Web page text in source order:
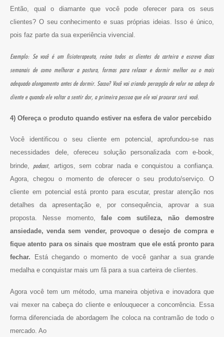
Então, qual o diamante que você pode oferecer para os seus
clientes? O seu conhecimento e suas próprias ideias. Isso é único,
pois faz parte da sua experiência vivencial.
Exemplo: Se você é um fisioterapeuta, reúna todos os clientes da carteira e escreva dicas
semanais de como melhorar a postura, formas para relaxar e dormir melhor ou o mais
adequado alongamento antes de dormir. Sacou? Você vai criando percepção de valor na cabeça do
cliente e quando ele voltar a sentir dor, a primeira pessoa que ele vai procurar será você.
4) Ofereça o produto quando estiver na esfera de valor percebido
Você identificou o seu cliente em potencial, aprofundou-se nas
necessidades dele, ofereceu solução personalizada com e-book,
brinde,podcast, artigos, sem cobrar nada e conquistou a confiança.
Agora, chegou o momento de oferecer o seu produto/serviço. O
cliente em potencial está pronto para escutar, prestar atenção nos
detalhes da apresentação e, por consequência, aprovar a sua
proposta. Nesse momento, fale com sutileza, não demostre
ansiedade, venda sem vender, provoque o desejo de compra e
fique atento para os sinais que mostram que ele está pronto para
fechar. Está chegando o momento de você ganhar a sua grande
medalha e conquistar mais um fã para a sua carteira de clientes.
Agora você tem um método, uma maneira objetiva e inovadora que
vai mexer na cabeça do cliente e enlouquecer a concorrência. Essa
forma diferenciada de abordagem lhe coloca na contramão de todo o
mercado. Ao